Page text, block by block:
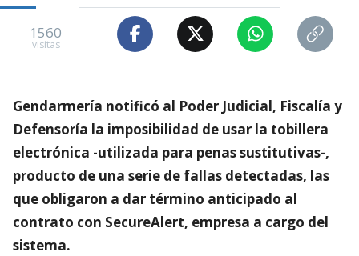
1560
visitas
Gendarmería notificó al Poder Judicial, Fiscalía y
Defensoría la imposibilidad de usar la tobillera
electrónica -utilizada para penas sustitutivas-,
producto de una serie de fallas detectadas, las
que obligaron a dar término anticipado al
contrato con SecureAlert, empresa a cargo del
sistema.